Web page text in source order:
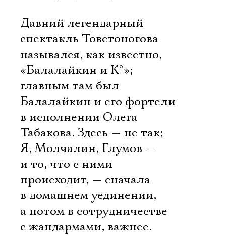
Давний легендарный
спектакль Товстоногова
назывался, как известно,
«Балалайкин и К°»;
главным там был
Балалайкин и его фортели
в исполнении Олега
Табакова. Здесь — не так;
Я, Молчалин, Глумов —
и то, что с ними
происходит, — сначала
в домашнем уединении,
а потом в сотрудничестве
с жандармами, важнее.